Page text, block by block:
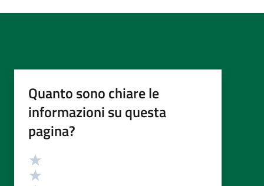
Quanto sono chiare le
informazioni su questa
pagina?
Valutazione